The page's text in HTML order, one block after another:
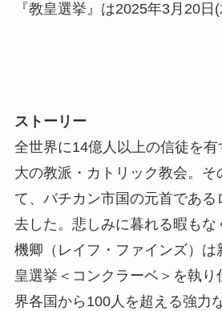
『教皇選挙』は2025年3月20日(
ストーリー
全世界に14億人以上の信徒を
大の教派・カトリック教会。そ
て、バチカン市国の元首である
去した。悲しみに暮れる暇もな
機卿（レイフ・ファインズ）は
皇選挙＜コンクラーベ＞を執り
界各国から100人を超える強力